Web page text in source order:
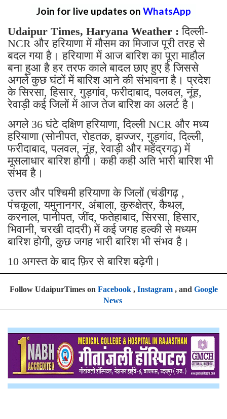
Join for live updates on WhatsApp
Udaipur Times, Haryana Weather : दिल्ली-
NCR और हरियाणा में मौसम का मिजाज पूरी तरह से
बदल गया है। हरियाणा में आज बारिश का पूरा माहौल
बना हुआ है हर तरफ काले बादल छाए हुए है जिससे
अगले कुछ घंटों में बारिश आने की संभावना है। प्रदेश
के सिरसा, हिसार, गुड़गांव, फरीदाबाद, पलवल, नूंह,
रेवाड़ी कई जिलों में आज तेज बारिश का अलर्ट है।
अगले 36 घंटे दक्षिण हरियाणा, दिल्ली NCR और मध्य
हरियाणा (सोनीपत, रोहतक, झज्जर, गुड़गांव, दिल्ली,
फरीदाबाद, पलवल, नूंह, रेवाड़ी और महेंद्रगढ़) में
मूसलाधार बारिश होगी। कही कही अति भारी बारिश भी
संभव है।
उत्तर और पश्चिमी हरियाणा के जिलों (चंडीगढ़ ,
पंचकूला, यमुनानगर, अंबाला, कुरुक्षेत्र, कैथल,
करनाल, पानीपत, जींद, फतेहाबाद, सिरसा, हिसार,
भिवानी, चरखी दादरी) में कई जगह हल्की से मध्यम
बारिश होगी, कुछ जगह भारी बारिश भी संभव है।
10 अगस्त के बाद फ़िर से बारिश बढ़ेगी।
Follow UdaipurTimes on Facebook, Instagram, and Google
News